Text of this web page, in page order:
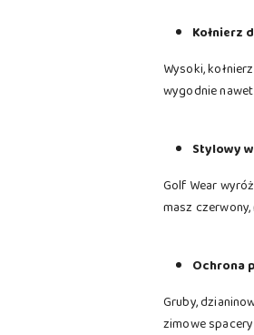
Kołnierz
Wysoki,
wygodnie
Stylowy
Golf Wear
masz
Ochrona
Gruby,
zimowe